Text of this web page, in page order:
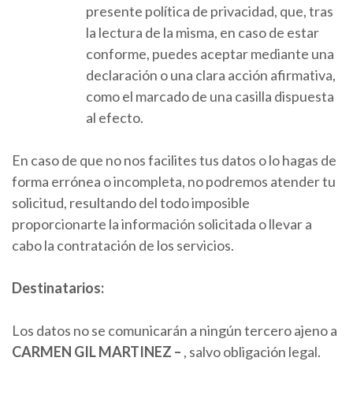
presente política de privacidad, que, tras
la lectura de la misma, en caso de estar
conforme, puedes aceptar mediante una
declaración o una clara acción afirmativa,
como el marcado de una casilla dispuesta
al efecto.
En caso de que no nos facilites tus datos o lo hagas de
forma errónea o incompleta, no podremos atender tu
solicitud, resultando del todo imposible
proporcionarte la información solicitada o llevar a
cabo la contratación de los servicios.
Destinatarios:
Los datos no se comunicarán a ningún tercero ajeno a
CARMEN GIL MARTINEZ – , salvo obligación legal.